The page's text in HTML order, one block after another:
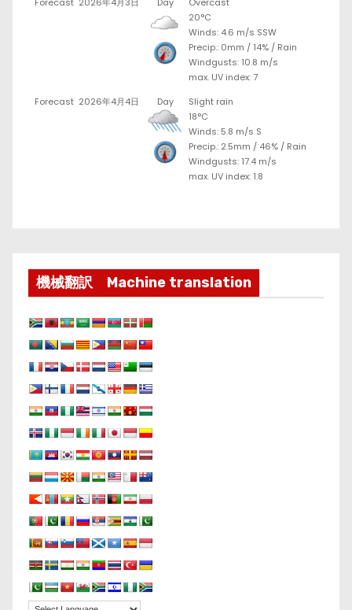
20°C
Winds: 4.6 m/s SSW
Precip.: 0mm / 14% / Rain
Windgusts: 10.8 m/s
max. UV index: 7
Forecast 2026年4月4日 Day
Slight rain
18°C
Winds: 5.8 m/s S
Precip.: 2.5mm / 46% / Rain
Windgusts: 17.4 m/s
max. UV index: 1.8
機械翻訳 Machine translation